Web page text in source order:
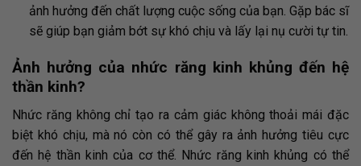
ảnh hưởng đến chất lượng cuộc sống của bạn. Gặp bác sĩ
sẽ giúp bạn giảm bớt sự khó chịu và lấy lại nụ cười tự tin.
Ảnh hưởng của nhức răng kinh khủng đến hệ
thần kinh?
Nhức răng không chỉ tạo ra cảm giác không thoải mái đặc
biệt khó chịu, mà nó còn có thể gây ra ảnh hưởng tiêu cực
đến hệ thần kinh của cơ thể. Nhức răng kinh khủng có thể